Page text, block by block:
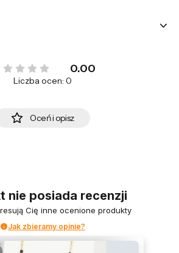
0.00
Liczba ocen: 0
Oceń i opisz
nie posiada recenzji
Cię inne ocenione produkty
Jak zbieramy opinie?